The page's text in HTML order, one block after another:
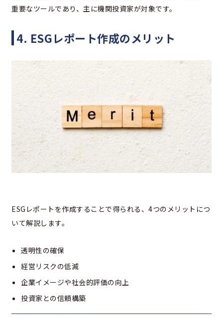
重要なツールであり、主に機関投資家が対象です。
4. ESGレポート作成のメリット
ESGレポートを作成することで得られる、4つのメリットにつ
いて解説します。
透明性の確保
経営リスクの低減
企業イメージや社会的評価の向上
投資家との信頼構築